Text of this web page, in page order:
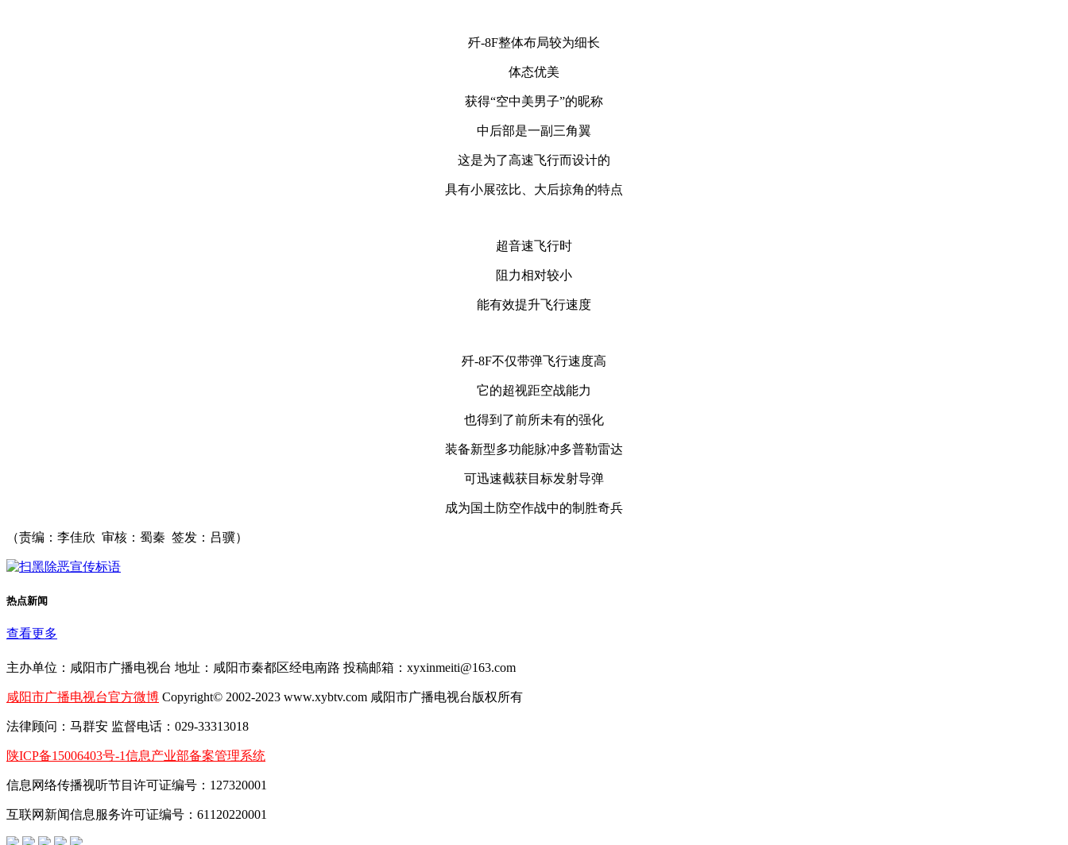
歼-8F整体布局较为细长
体态优美
获得“空中美男子”的昵称
中后部是一副三角翼
这是为了高速飞行而设计的
具有小展弦比、大后掠角的特点
超音速飞行时
阻力相对较小
能有效提升飞行速度
歼-8F不仅带弹飞行速度高
它的超视距空战能力
也得到了前所未有的强化
装备新型多功能脉冲多普勒雷达
可迅速截获目标发射导弹
成为国土防空作战中的制胜奇兵
（责编：李佳欣 审核：蜀秦 签发：吕骥）
热点新闻
查看更多
主办单位： 咸阳市广播电视台 地址： 咸阳市秦都区经电南路 投稿邮箱： xyxinmeiti@163.com
咸阳市广播电视台官方微博 Copyright© 2002-2023 www.xybtv.com 咸阳市广播电视台版权所有
法律顾问： 马群安 监督电话： 029-33313018
陕ICP备15006403号-1信息产业部备案管理系统
信息网络传播视听节目许可证编号：127320001
互联网新闻信息服务许可证编号：61120220001